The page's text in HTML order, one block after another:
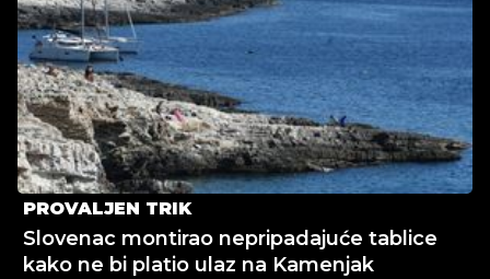
PROVALJEN TRIK
Slovenac montirao nepripadajuće tablice
kako ne bi platio ulaz na Kamenjak